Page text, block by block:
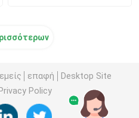
επαφή
Desktop Site
Privacy Policy